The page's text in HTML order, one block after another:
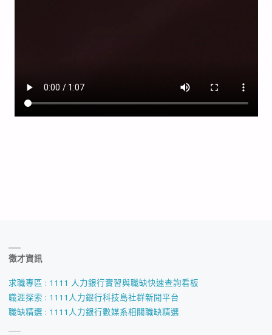
徵才資訊
求職專區 : 1111 人力銀行實習與職缺快速查詢看板
職涯探索 : 1111人力銀行科技島社群新聞平台
職缺精選 : 1111人力銀行數媒系相關職缺精選